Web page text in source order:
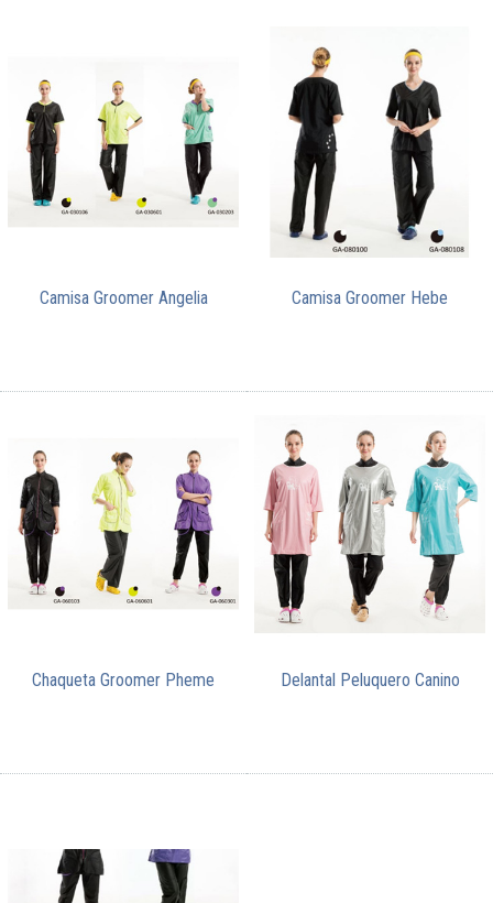
Camisa Groomer Angelia Camisa Groomer Hebe
Chaqueta Groomer Pheme Delantal Peluquero Canino